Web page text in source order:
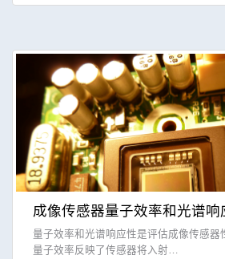
成像传感器量子效率和光谱响
量子效率和光谱响应性是评估成像传感器
量子效率反映了传感器将入射…